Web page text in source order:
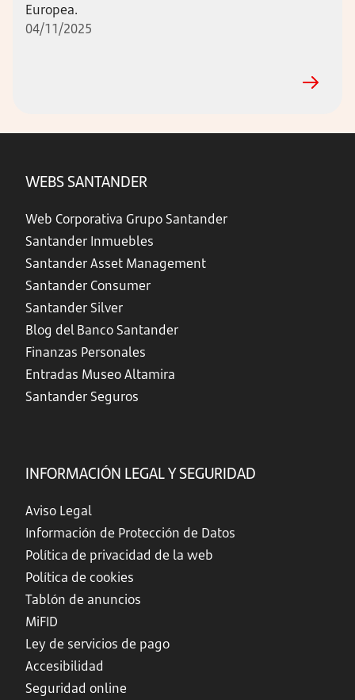
Europea.
04/11/2025
WEBS SANTANDER
Web Corporativa Grupo Santander
Santander Inmuebles
Santander Asset Management
Santander Consumer
Santander Silver
Blog del Banco Santander
Finanzas Personales
Entradas Museo Altamira
Santander Seguros
INFORMACIÓN LEGAL Y SEGURIDAD
Aviso Legal
Información de Protección de Datos
Política de privacidad de la web
Política de cookies
Tablón de anuncios
MiFID
Ley de servicios de pago
Accesibilidad
Seguridad online